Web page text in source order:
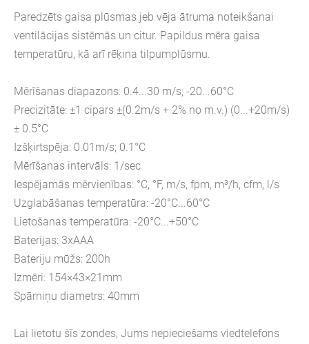
Paredzēts gaisa plūsmas jeb vēja ātruma noteikšanai
ventilācijas sistēmās un citur. Papildus mēra gaisa
temperatūru, kā arī rēķina tilpumplūsmu.
Mērīšanas diapazons: 0.4...30 m/s; -20...60°C
Precizitāte: ±1 cipars ±(0.2m/s + 2% no m.v.) (0...+20m/s)
± 0.5°C
Izšķirtspēja: 0.01m/s; 0.1°C
Mērīšanas intervāls: 1/sec
Iespējamās mērvienības: °C, °F, m/s, fpm, m³/h, cfm, l/s
Uzglabāšanas temperatūra: -20°C...60°C
Lietošanas temperatūra: -20°C...+50°C
Baterijas: 3xAAA
Bateriju mūžs: 200h
Izmēri: 154×43×21mm
Spārniņu diametrs: 40mm
Lai lietotu šīs zondes, Jums nepieciešams viedtelefons